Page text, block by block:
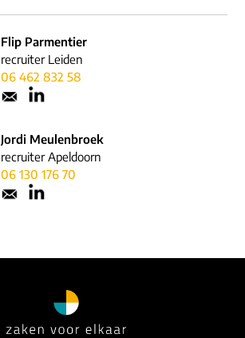
Flip Parmentier
recruiter Leiden
06 462 832 58
Jordi Meulenbroek
recruiter Apeldoorn
06 130 176 70‬